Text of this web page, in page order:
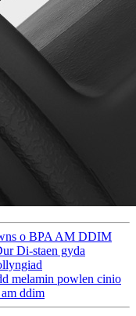
o BPA AM DDIM
Di-staen gyda
melamin powlen cinio
ddim